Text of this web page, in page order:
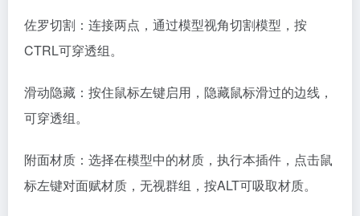
佐罗切割：连接两点，通过模型视角切割模型，按
CTRL可穿透组。
滑动隐藏：按住鼠标左键启用，隐藏鼠标滑过的边线，
可穿透组。
附面材质：选择在模型中的材质，执行本插件，点击鼠
标左键对面赋材质，无视群组，按ALT可吸取材质。